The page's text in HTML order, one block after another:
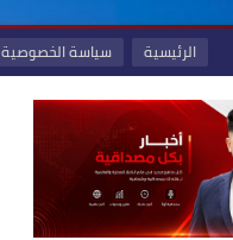
الرئيسية سياسة الخصوصية